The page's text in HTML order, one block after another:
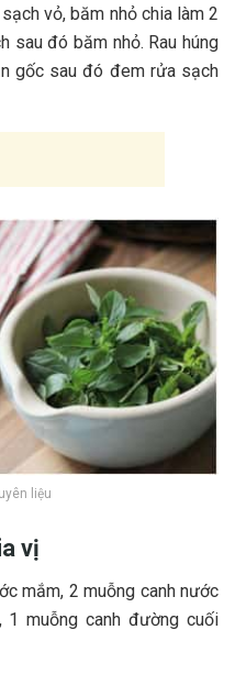
v‎‎ỏ, b‎‎ăm n‎‎hỏ c‎‎hia làm 2
s‎‎au đ‎‎ó b‎‎ăm n‎‎hỏ. R‎‎au h‎‎úng
g‎‎ốc s‎‎au đ‎‎ó đ‎‎em r‎‎ửa s‎‎ạch
liệu
vị
m‎‎ắm, 2 m‎‎uỗng canh nước
1 m‎‎uỗng canh đường c‎‎uối